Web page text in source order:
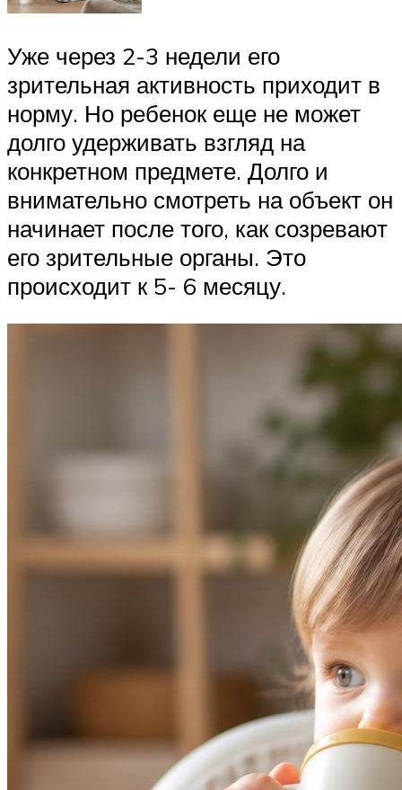
Уже через 2-3 недели его
зрительная активность приходит в
норму. Но ребенок еще не может
долго удерживать взгляд на
конкретном предмете. Долго и
внимательно смотреть на объект он
начинает после того, как созревают
его зрительные органы. Это
происходит к 5- 6 месяцу.